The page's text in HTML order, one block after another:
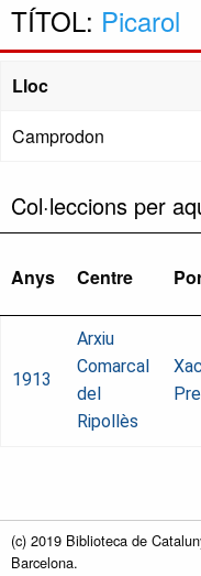
TÍTOL: Picarol
Lloc
Camprodon
Col·leccions per
Anys Centre
1913
Arxiu
Comarcal
del
Ripollès
Xac
(c) 2019 Biblioteca de
Barcelona.